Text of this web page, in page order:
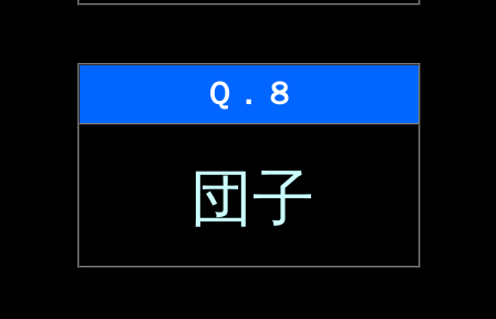
Ｑ．８
団子